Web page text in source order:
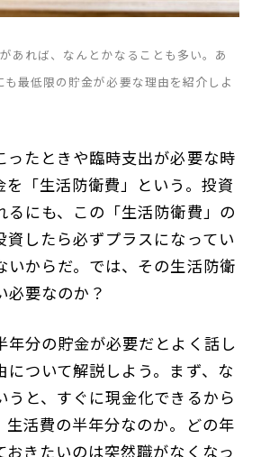
あれば、なんとかなることも多い。あ
最低限の貯金が必要な理由を紹介しよ
ったときや臨時支出が必要な時
を「生活防衛費」という。投資
るにも、この「生活防衛費」の
資したら必ずプラスになってい
いからだ。では、その生活防衛
必要なのか？
年分の貯金が必要だとよく話し
について解説しよう。まず、な
うと、すぐに現金化できるから
生活費の半年分なのか。どの年
おきたいのは突然職がなくなっ